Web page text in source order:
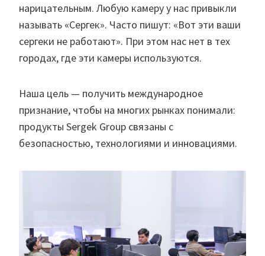
нарицательным. Любую камеру у нас привыкли
называть «Сергек». Часто пишут: «Вот эти ваши
сергеки не работают». При этом нас нет в тех
городах, где эти камеры используются.
Наша цель — получить международное
признание, чтобы на многих рынках понимали:
продукты Sergek Group связаны с
безопасностью, технологиями и инновациями.